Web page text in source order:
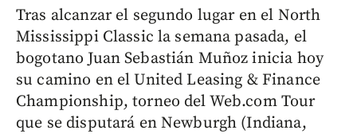
Tras alcanzar el segundo lugar en el North
Mississippi Classic la semana pasada, el
bogotano Juan Sebastián Muñoz inicia hoy
su camino en el United Leasing & Finance
Championship, torneo del Web.com Tour
que se disputará en Newburgh (Indiana,